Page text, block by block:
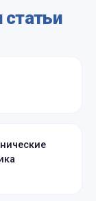
статьи